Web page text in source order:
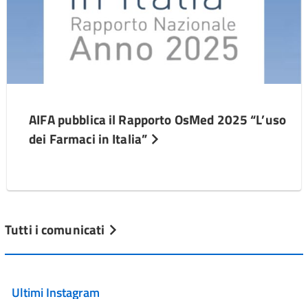
AIFA pubblica il Rapporto OsMed 2025 “L’uso
dei Farmaci in Italia”
Tutti i comunicati
Ultimi Instagram